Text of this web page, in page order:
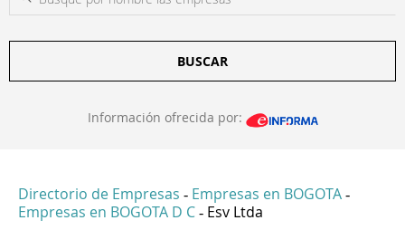
BUSCAR
Información ofrecida por:
Directorio de Empresas - Empresas en BOGOTA -
Empresas en BOGOTA D C - Esv Ltda